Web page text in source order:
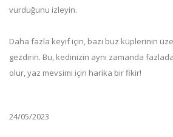
vurduğunu izleyin.
Daha fazla keyif için, bazı buz küplerinin
gezdirin. Bu, kedinizin aynı zamanda
olur, yaz mevsimi için harika bir fikir!
24/05/2023